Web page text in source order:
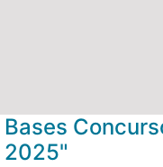
Bases
2025"